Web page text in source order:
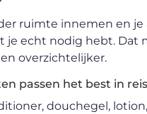
ruimte innemen en je
je echt nodig hebt. Dat
overzichtelijker.
passen het best in
douchegel, lotion,